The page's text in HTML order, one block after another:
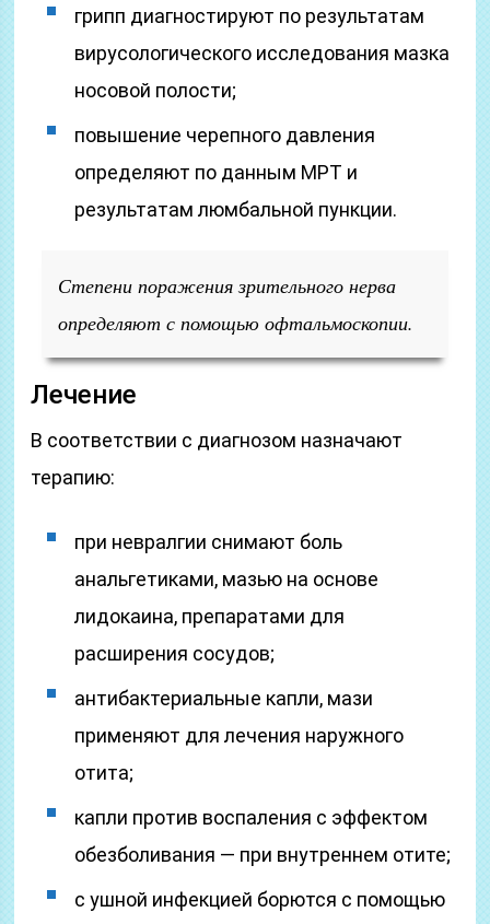
грипп диагностируют по результатам
вирусологического исследования мазка
носовой полости;
повышение черепного давления
определяют по данным МРТ и
результатам люмбальной пункции.
Степени поражения зрительного нерва
определяют с помощью офтальмоскопии.
Лечение
В соответствии с диагнозом назначают
терапию:
при невралгии снимают боль
анальгетиками, мазью на основе
лидокаина, препаратами для
расширения сосудов;
антибактериальные капли, мази
применяют для лечения наружного
отита;
капли против воспаления с эффектом
обезболивания — при внутреннем отите;
с ушной инфекцией борются с помощью